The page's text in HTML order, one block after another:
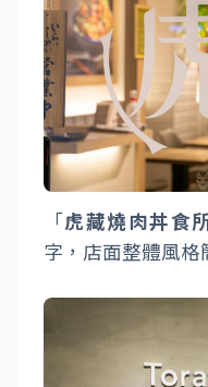
「虎藏燒肉丼食
字，店面整體風格